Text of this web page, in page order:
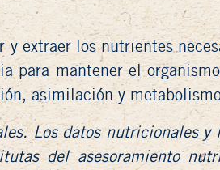
extraer los nutrientes
para mantener el
asimilación y
Los datos nutricionales y
del asesoramiento